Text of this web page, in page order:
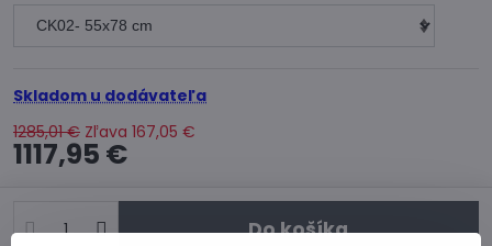
Skladom u dodávateľa
1285,01 € Zľava 167,05 €
1117,95 €
Do košíka